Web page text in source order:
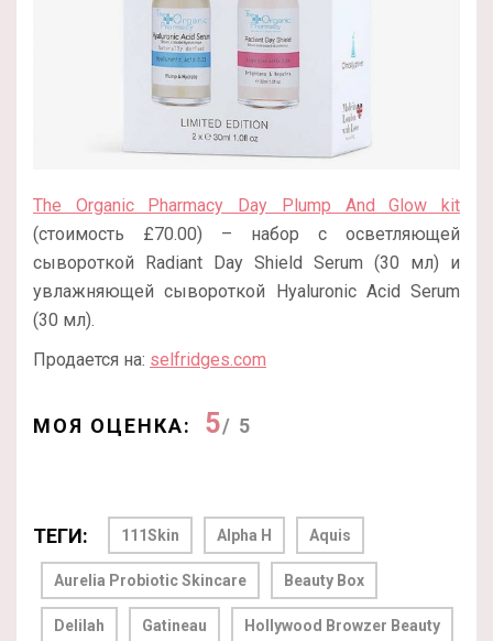
The Organic Pharmacy Day Plump And Glow kit
(стоимость £70.00) – набор с осветляющей
сывороткой Radiant Day Shield Serum (30 мл) и
увлажняющей сывороткой Hyaluronic Acid Serum
(30 мл).
Продается на: selfridges.com
МОЯ ОЦЕНКА: 5/ 5
ТЕГИ: 111Skin Alpha H Aquis
Aurelia Probiotic Skincare Beauty Box
Delilah Gatineau Hollywood Browzer Beauty